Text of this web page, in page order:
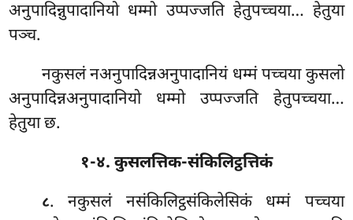
अनुपादिन्नुपादानियो धम्मो उप्पज्जति हेतुपच्चया… हेतुया
पञ्च.
नकुसलं नअनुपादिन्नअनुपादानियं धम्मं पच्चया कुसलो
अनुपादिन्नअनुपादानियो धम्मो उप्पज्जति हेतुपच्चया…
हेतुया छ.
१-४. कुसलत्तिक-संकिलिट्ठत्तिकं
८. नकुसलं नसंकिलिट्ठसंकिलेसिकं धम्मं पच्चया